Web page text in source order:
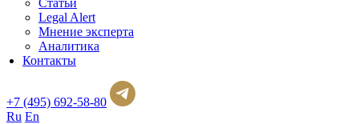
Статьи
Legal Alert
Мнение эксперта
Аналитика
Контакты
+7 (495) 692-58-80
Ru En